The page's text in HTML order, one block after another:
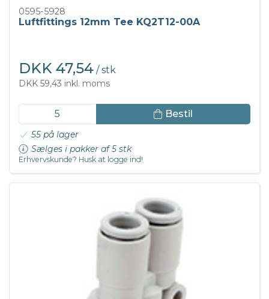
0595-5928
Luftfittings 12mm Tee KQ2T12-00A
DKK 47,54 / stk
DKK 59,43 inkl. moms
Bestil
55 på lager
Sælges i pakker af 5 stk
Erhvervskunde? Husk at logge ind!